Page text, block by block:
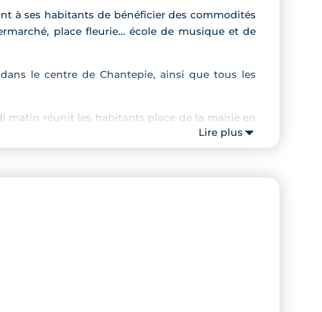
à ses habitants de bénéficier des commodités
place fleurie... école de musique et de
le centre de Chantepie, ainsi que tous les
matin réunit les habitants place de la mairie en
autour d’un îlot paysager et affichent une
utilisé pour la consommation de
combinant l’utilisation d’huile recyclée
Lire plus